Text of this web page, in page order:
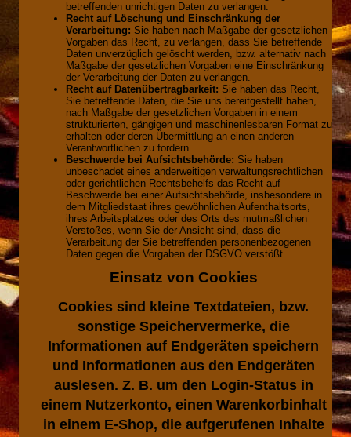
betreffenden unrichtigen Daten zu verlangen.
Recht auf Löschung und Einschränkung der
Verarbeitung: Sie haben nach Maßgabe der gesetzlichen
Vorgaben das Recht, zu verlangen, dass Sie betreffende
Daten unverzüglich gelöscht werden, bzw. alternativ nach
Maßgabe der gesetzlichen Vorgaben eine Einschränkung
der Verarbeitung der Daten zu verlangen.
Recht auf Datenübertragbarkeit: Sie haben das Recht,
Sie betreffende Daten, die Sie uns bereitgestellt haben,
nach Maßgabe der gesetzlichen Vorgaben in einem
strukturierten, gängigen und maschinenlesbaren Format zu
erhalten oder deren Übermittlung an einen anderen
Verantwortlichen zu fordern.
Beschwerde bei Aufsichtsbehörde: Sie haben
unbeschadet eines anderweitigen verwaltungsrechtlichen
oder gerichtlichen Rechtsbehelfs das Recht auf
Beschwerde bei einer Aufsichtsbehörde, insbesondere in
dem Mitgliedstaat ihres gewöhnlichen Aufenthaltsorts,
ihres Arbeitsplatzes oder des Orts des mutmaßlichen
Verstoßes, wenn Sie der Ansicht sind, dass die
Verarbeitung der Sie betreffenden personenbezogenen
Daten gegen die Vorgaben der DSGVO verstößt.
Einsatz von Cookies
Cookies sind kleine Textdateien, bzw.
sonstige Speichervermerke, die
Informationen auf Endgeräten speichern
und Informationen aus den Endgeräten
auslesen. Z. B. um den Login-Status in
einem Nutzerkonto, einen Warenkorbinhalt
in einem E-Shop, die aufgerufenen Inhalte